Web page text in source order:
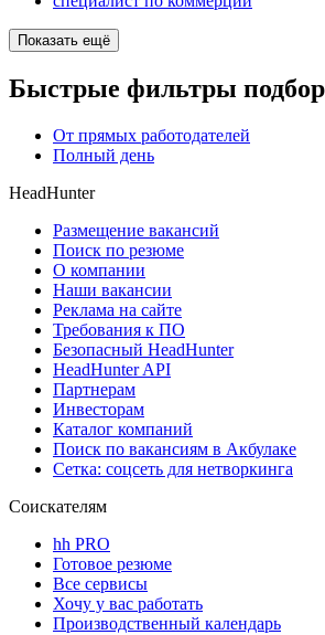
Показать ещё
Быстрые фильтры
От прямых работодателей
Полный день
HeadHunter
Размещение вакансий
Поиск по резюме
О компании
Наши вакансии
Реклама на сайте
Требования к ПО
Безопасный HeadHunter
HeadHunter API
Партнерам
Инвесторам
Каталог компаний
Поиск по вакансиям в Акбулаке
Сетка: соцсеть для нетворкинга
Соискателям
hh PRO
Готовое резюме
Все сервисы
Хочу у вас работать
Производственный календарь